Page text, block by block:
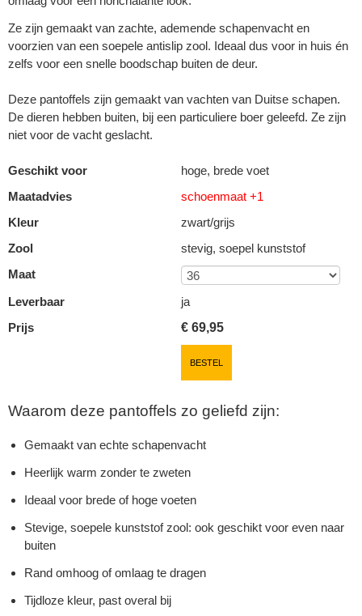
Ze zijn gemaakt van zachte, ademende schapenvacht en
voorzien van een soepele antislip zool. Ideaal dus voor in huis én
zelfs voor een snelle boodschap buiten de deur.
Deze pantoffels zijn gemaakt van vachten van Duitse schapen.
De dieren hebben buiten, bij een particuliere boer geleefd. Ze zijn
niet voor de vacht geslacht.
Geschikt voor
hoge, brede voet
Maatadvies
schoenmaat +1
Kleur
zwart/grijs
Zool
stevig, soepel kunststof
Maat
Leverbaar
ja
Prijs
€ 69,95
BESTEL
Waarom deze pantoffels zo geliefd zijn:
Gemaakt van echte schapenvacht
Heerlijk warm zonder te zweten
Ideaal voor brede of hoge voeten
Stevige, soepele kunststof zool: ook geschikt voor even naar
buiten
Rand omhoog of omlaag te dragen
Tijdloze kleur, past overal bij